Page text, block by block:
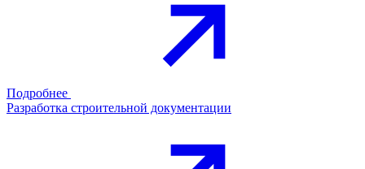
Подробнее
Разработка строительной документации